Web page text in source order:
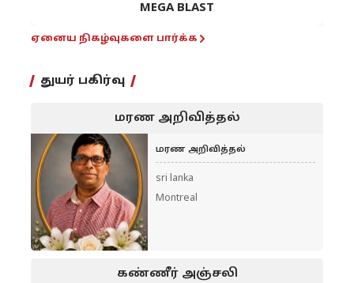
MEGA BLAST
ஏனைய நிகழ்வுகளை பார்க்க
துயர் பகிர்வு
மரண அறிவித்தல்
மரண அறிவித்தல்
sri lanka
Montreal
கண்ணீர் அஞ்சலி